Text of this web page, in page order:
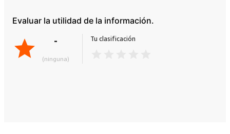
Evaluar la utilidad de la información.
-
(ninguna)
Tu clasificación